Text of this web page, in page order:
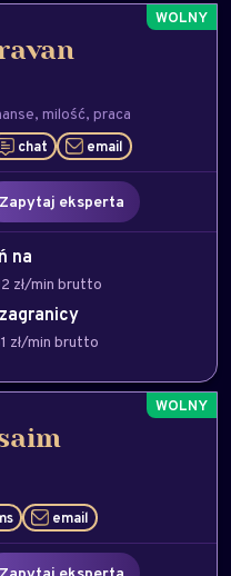
milość praca
chat email
Zapytaj eksperta
na
zł/min brutto
zł/min brutto
email